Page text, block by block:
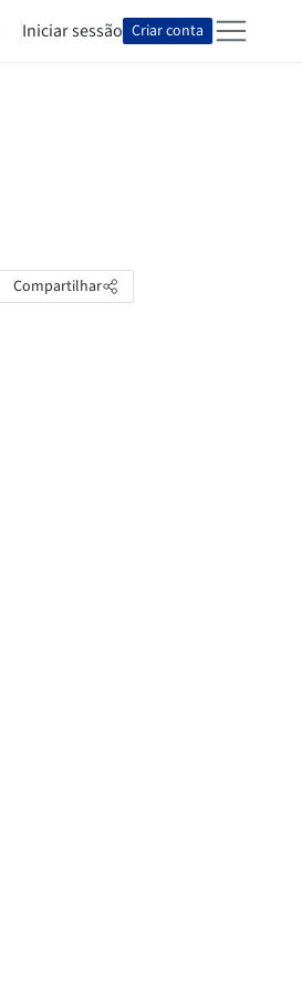
Iniciar sessão Criar conta
Compartilhar